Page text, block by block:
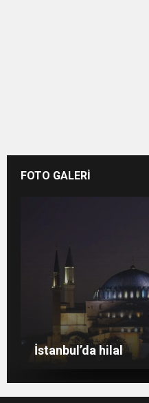
FOTO GALERİ
Venedik eski günlerini arıyor
İstanbul’da hilal
Berlin’de 8